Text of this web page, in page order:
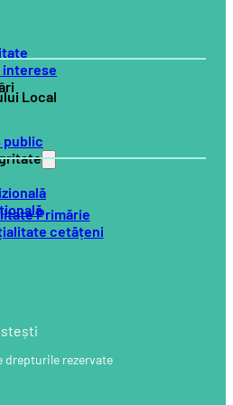
interese
Local
public
drepturile rezervate
Primărie
cetățeni